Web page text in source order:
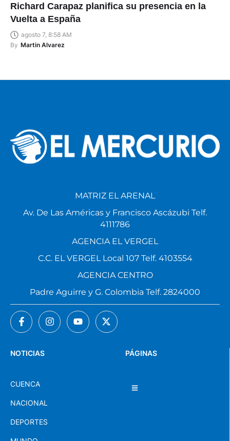
Richard Carapaz planifica su presencia en la
Vuelta a España
agosto 7, 8:58 AM
By Martin Alvarez
PÁGINAS
NOTICIAS
CUENCA
NACIONAL
DEPORTES
MATRIZ EL ARENAL
Av. De Las Américas y Francisco Ascázubi Telf.
4111786
AGENCIA EL VERGEL
C.C. EL VERGEL Local 107 Telf. 4103554
AGENCIA CENTRO
Padre Aguirre y G. Colombia Telf. 2824000